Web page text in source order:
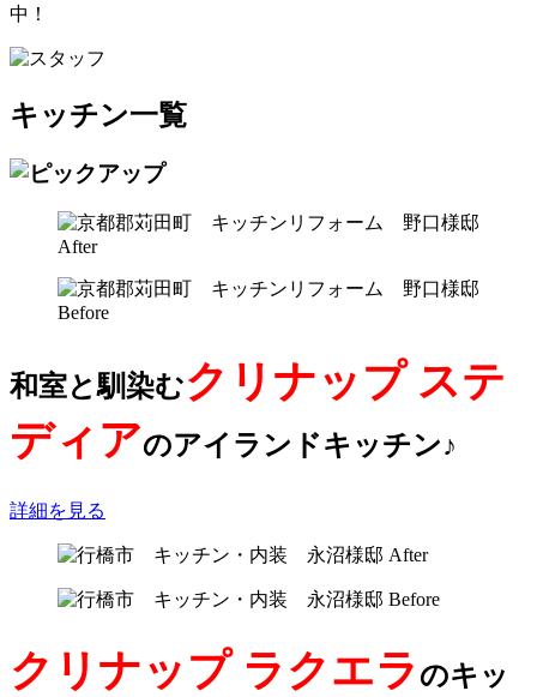
中！
キッチン一覧
和室と馴染むクリナップ ステ
ディアのアイランドキッチン♪
詳細を見る
クリナップ ラクエラ のキッ